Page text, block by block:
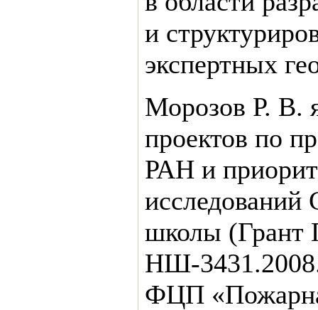
и
экспертных
Морозов Р. В.
проектов по
РАН и
школы (Грант
НШ-
ФЦП